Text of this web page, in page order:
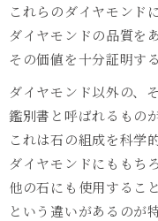
これらのダイヤモンドに
ダイヤモンドの品質を
その価値を十分証明す
ダイヤモンド以外の、
鑑別書と呼ばれるもの
これは石の組成を科学
ダイヤモンドにももち
他の石にも使用するこ
という違いがあるのが